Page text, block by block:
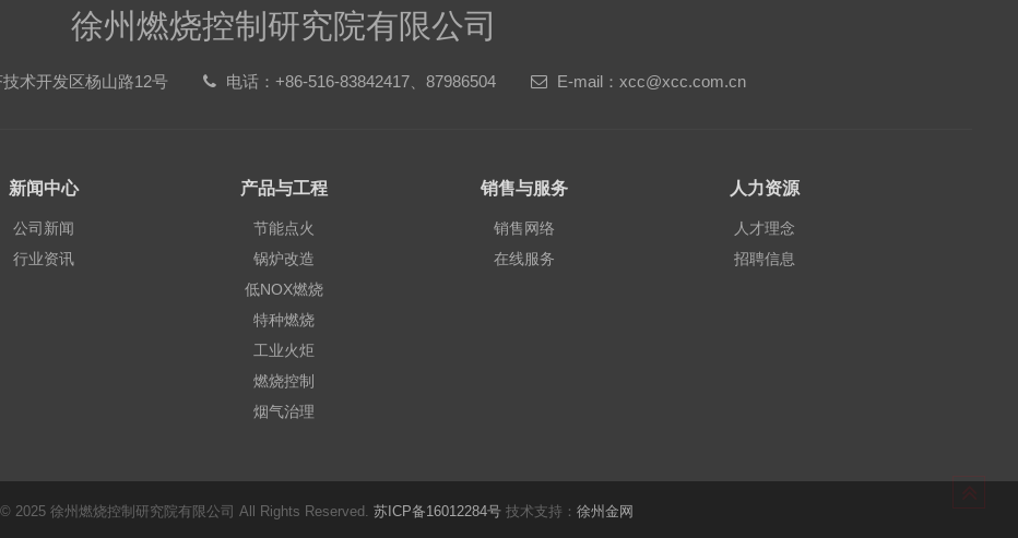
徐州燃烧控制研究院有限公司
术开发区杨山路12号 电话：+86-516-83842417、87986504 E-mail：xcc@xcc.com.cn
新闻中心
公司新闻
行业资讯
产品与工程
节能点火
锅炉改造
低NOX燃烧
特种燃烧
工业火炬
燃烧控制
烟气治理
销售与服务
销售网络
在线服务
人力资源
人才理念
招聘信息
2025 徐州燃烧控制研究院有限公司 All Rights Reserved. 苏ICP备16012284号技术支持： 徐州金网